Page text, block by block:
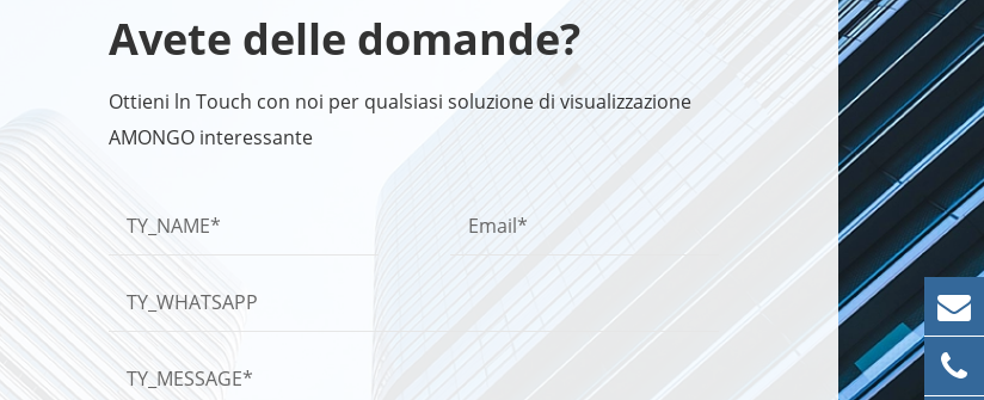
Avete delle domande?
Ottieni ln Touch con noi per qualsiasi soluzione di visualizzazione
AMONGO interessante